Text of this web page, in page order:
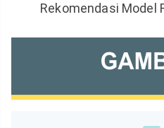
Rekomendasi Model